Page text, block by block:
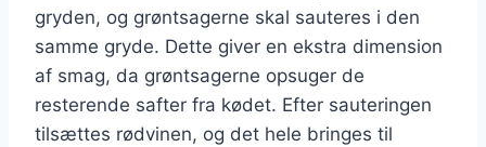
gryden, og grøntsagerne skal sauteres i den
samme gryde. Dette giver en ekstra dimension
af smag, da grøntsagerne opsuger de
resterende safter fra kødet. Efter sauteringen
tilsættes rødvinen, og det hele bringes til